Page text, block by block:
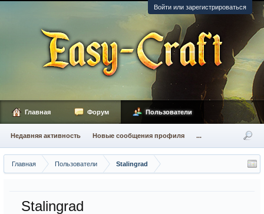
Войти или зарегистрироваться
Главная Пользователи Stalingrad
Stalingrad
Главная Форум Пользователи
Недавняя активность Новые сообщения профиля ...